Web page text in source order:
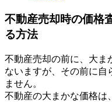
不動産売却時の価格
る方法
不動産売却の前に、大ま
ないますが、その前に自
ません。
不動産の大まかな価格は